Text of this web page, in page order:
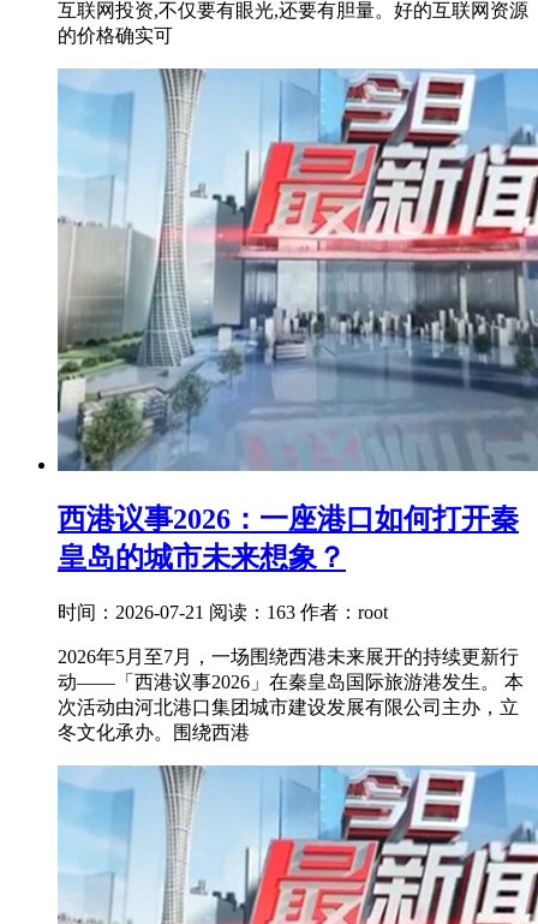
互联网投资,不仅要有眼光,还要有胆量。好的互联网资源
的价格确实可
西港议事2026：一座港口如何打开秦
皇岛的城市未来想象？
时间：2026-07-21 阅读：163 作者：root
2026年5月至7月，一场围绕西港未来展开的持续更新行
动——「西港议事2026」在秦皇岛国际旅游港发生。 本
次活动由河北港口集团城市建设发展有限公司主办，立
冬文化承办。围绕西港